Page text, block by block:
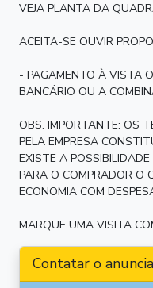
VEJA PLANTA DA
ACEITA-SE OUVIR
- PAGAMENTO À VISTA
BANCÁRIO OU A
OBS. IMPORTANTE: OS
PELA EMPRESA
EXISTE A
PARA O COMPRADOR O
ECONOMIA COM
MARQUE UMA VISITA
Contatar o